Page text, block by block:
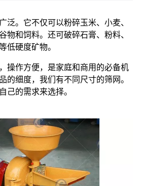
泛。它不仅可以粉碎玉米、小麦、
物和饲料。还可破碎石膏、粉料、
低硬度矿物。
操作方便，是家庭和商用的必备机
的细度，我们有不同尺寸的筛网。
己的需求来选择。